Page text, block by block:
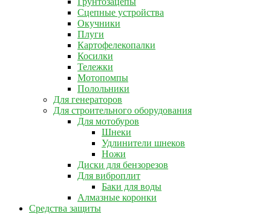
Сцепные устройства
Окучники
Плуги
Картофелекопалки
Косилки
Тележки
Мотопомпы
Полольники
Для генераторов
Для строительного оборудования
Для мотобуров
Шнеки
Удлинители шнеков
Ножи
Диски для бензорезов
Для виброплит
Баки для воды
Алмазные коронки
Средства защиты